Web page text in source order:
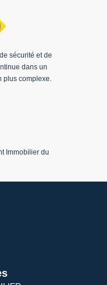
sécurité et de
dans un
complexe.
Immobilier du